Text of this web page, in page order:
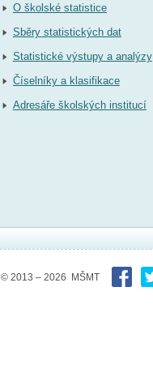
O školské statistice
Sběry statistických dat
Statistické výstupy a analýzy
Číselníky a klasifikace
Adresáře školských institucí
© 2013 – 2026 MŠMT